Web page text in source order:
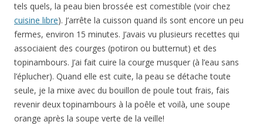
tels quels, la peau bien brossée est comestible (voir chez
cuisine libre). J’arrête la cuisson quand ils sont encore un peu
fermes, environ 15 minutes. J’avais vu plusieurs recettes qui
associaient des courges (potiron ou butternut) et des
topinambours. J’ai fait cuire la courge musquer (à l’eau sans
l’éplucher). Quand elle est cuite, la peau se détache toute
seule, je la mixe avec du bouillon de poule tout frais, fais
revenir deux topinambours à la poêle et voilà, une soupe
orange après la soupe verte de la veille!